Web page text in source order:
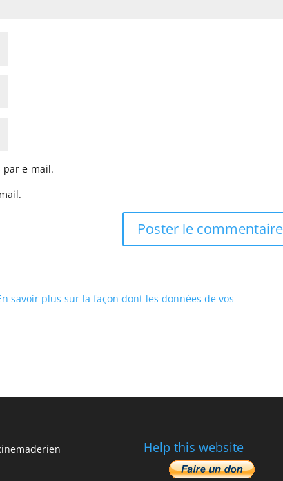
par e-mail.
savoir plus sur la façon dont les données de vos
Help this website